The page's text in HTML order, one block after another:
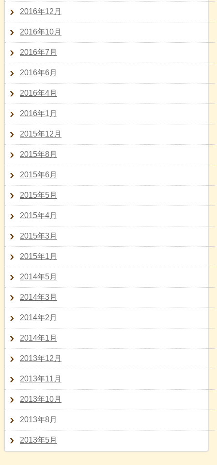
2016年12月
2016年10月
2016年7月
2016年6月
2016年4月
2016年1月
2015年12月
2015年8月
2015年6月
2015年5月
2015年4月
2015年3月
2015年1月
2014年5月
2014年3月
2014年2月
2014年1月
2013年12月
2013年11月
2013年10月
2013年8月
2013年5月